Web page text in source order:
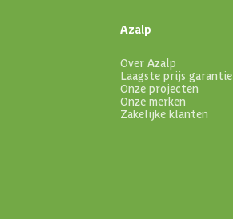
Azalp
Over Azalp
Laagste prijs garantie
Onze projecten
Onze merken
Zakelijke klanten